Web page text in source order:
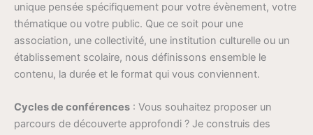
unique pensée spécifiquement pour votre évènement, votre
thématique ou votre public. Que ce soit pour une
association, une collectivité, une institution culturelle ou un
établissement scolaire, nous définissons ensemble le
contenu, la durée et le format qui vous conviennent.
Cycles de conférences : Vous souhaitez proposer un
parcours de découverte approfondi ? Je construis des